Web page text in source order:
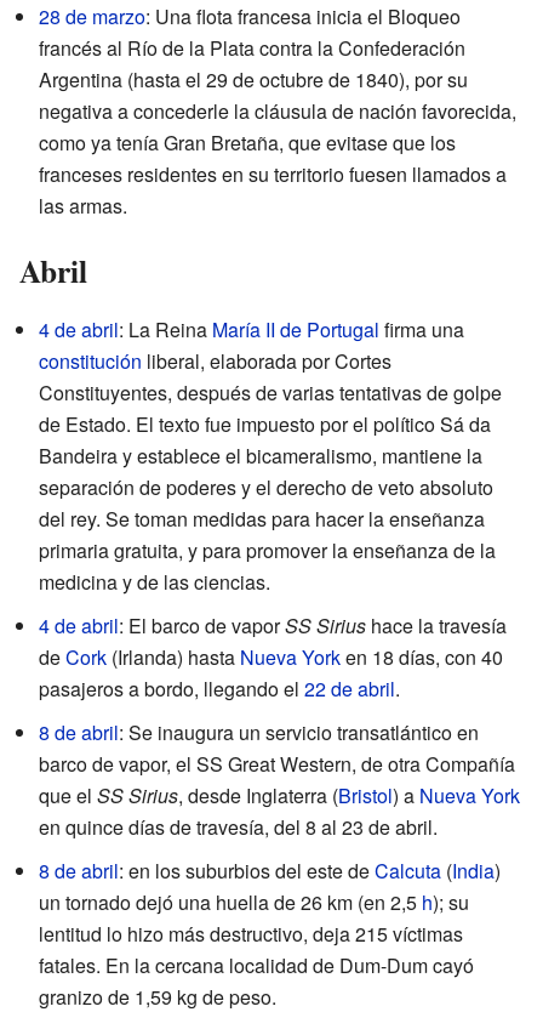
28 de marzo: Una flota francesa inicia el Bloqueo
francés al Río de la Plata contra la Confederación
Argentina (hasta el 29 de octubre de 1840), por su
negativa a concederle la cláusula de nación favorecida,
como ya tenía Gran Bretaña, que evitase que los
franceses residentes en su territorio fuesen llamados a
las armas.
Abril
4 de abril: La Reina María II de Portugal firma una
constitución liberal, elaborada por Cortes
Constituyentes, después de varias tentativas de golpe
de Estado. El texto fue impuesto por el político Sá da
Bandeira y establece el bicameralismo, mantiene la
separación de poderes y el derecho de veto absoluto
del rey. Se toman medidas para hacer la enseñanza
primaria gratuita, y para promover la enseñanza de la
medicina y de las ciencias.
4 de abril: El barco de vaporSS Sirius hace la travesía
deCork (Irlanda) hasta Nueva Yorken 18 días, con 40
pasajeros a bordo, llegando el 22 de abril.
8 de abril: Se inaugura un servicio transatlántico en
barco de vapor, el SS Great Western, de otra Compañía
que el SS Sirius, desde Inglaterra (Bristol) a Nueva York
en quince días de travesía, del 8 al 23 de abril.
8 de abril: en los suburbios del este deCalcuta (India)
un tornado dejó una huella de 26 km (en 2,5 h); su
lentitud lo hizo más destructivo, deja 215 víctimas
fatales. En la cercana localidad de Dum-Dum cayó
granizo de 1,59 kg de peso.